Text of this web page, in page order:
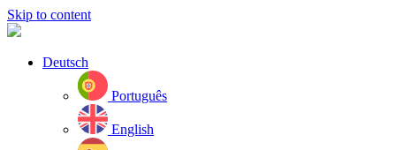
Skip to content
Deutsch
Português
English